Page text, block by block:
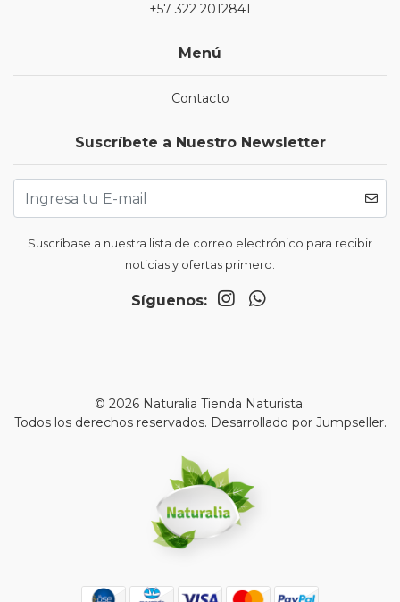
+57 322 2012841
Menú
Contacto
Suscríbete a Nuestro Newsletter
Suscríbase a nuestra lista de correo electrónico para recibir
noticias y ofertas primero.
Síguenos:
© 2026 Naturalia Tienda Naturista.
Todos los derechos reservados. Desarrollado por Jumpseller.